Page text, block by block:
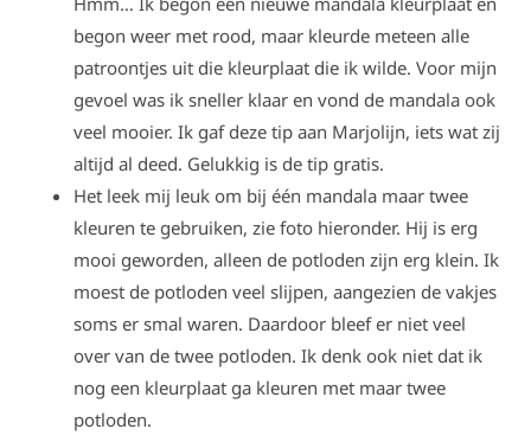
begon weer met rood, maar kleurde meteen alle
patroontjes uit die kleurplaat die ik wilde. Voor mijn
gevoel was ik sneller klaar en vond de mandala ook
veel mooier. Ik gaf deze tip aan Marjolijn, iets wat zij
altijd al deed. Gelukkig is de tip gratis.
Het leek mij leuk om bij één mandala maar twee
kleuren te gebruiken, zie foto hieronder. Hij is erg
mooi geworden, alleen de potloden zijn erg klein. Ik
moest de potloden veel slijpen, aangezien de vakjes
soms er smal waren. Daardoor bleef er niet veel
over van de twee potloden. Ik denk ook niet dat ik
nog een kleurplaat ga kleuren met maar twee
potloden.